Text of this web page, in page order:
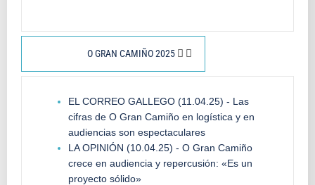
O GRAN CAMIÑO 2025
EL CORREO GALLEGO (11.04.25) - Las
cifras de O Gran Camiño en logística y en
audiencias son espectaculares
LA OPINIÓN (10.04.25) - O Gran Camiño
crece en audiencia y repercusión: «Es un
proyecto sólido»